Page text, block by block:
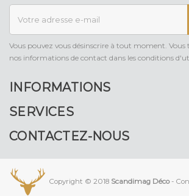
Vous pouvez vous désinscrire à tout moment. Vous
nos informations de contact dans les conditions
INFORMATIONS
SERVICES
CONTACTEZ-NOUS
Copyright © 2018 Scandimag Déco-